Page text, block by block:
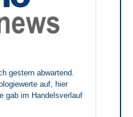
gestern abwartend.
auf, hier
gab im Handelsverlauf